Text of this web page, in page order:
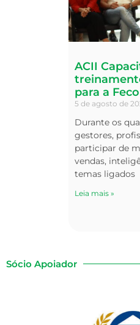
ACII
para a
5 de agosto de
Durante os
gestores,
participar de
vendas,
temas ligados
Leia mais »
Sócio Apoiador